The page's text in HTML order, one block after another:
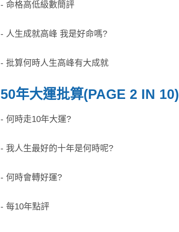
- 命格高低級數簡評
- 人生成就高峰 我是好命嗎?
- 批算何時人生高峰有大成就
50年大運批算(PAGE 2 IN 10)
- 何時走10年大運?
- 我人生最好的十年是何時呢?
- 何時會轉好運?
- 每10年點評